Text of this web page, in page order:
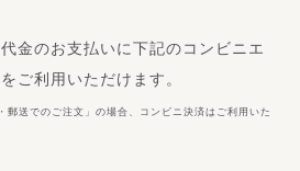
金のお支払いに下記のコンビニエ
ご利用いただけます。
送でのご注文」の場合、コンビニ決済はご利用いた